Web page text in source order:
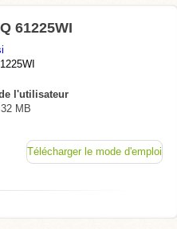
61225WI
l'utilisateur
MB
Télécharger le mode d'emploi